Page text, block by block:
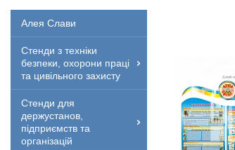
Алея Слави
Стенди з техніки
безпеки, охорони праці
та цивільного захисту
Стенди для
держустанов,
підприємств та
організацій